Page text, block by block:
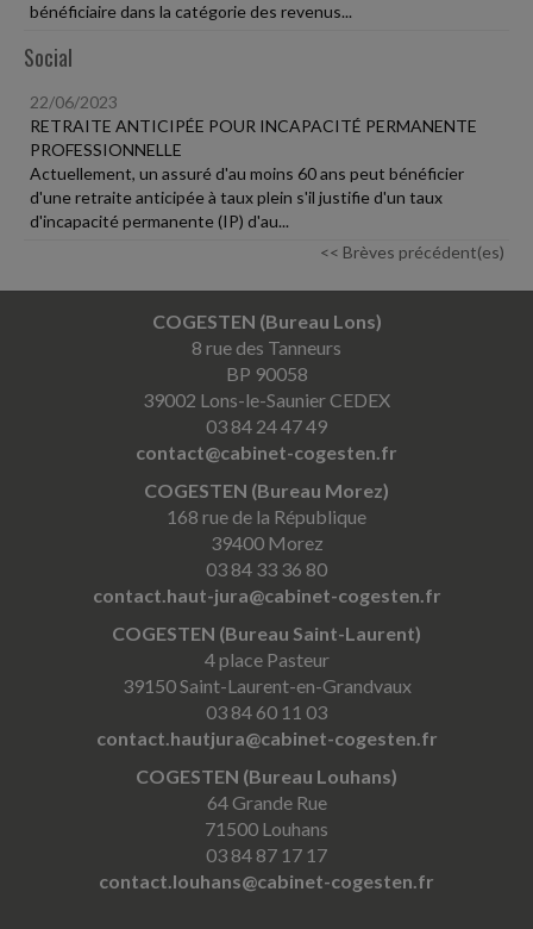
bénéficiaire dans la catégorie des revenus...
Social
22/06/2023
RETRAITE ANTICIPÉE POUR INCAPACITÉ PERMANENTE
PROFESSIONNELLE
Actuellement, un assuré d'au moins 60 ans peut bénéficier
d'une retraite anticipée à taux plein s'il justifie d'un taux
d'incapacité permanente (IP) d'au...
<< Brèves précédent(es)
COGESTEN (Bureau Lons)
8 rue des Tanneurs
BP 90058
39002 Lons-le-Saunier CEDEX
03 84 24 47 49
contact@cabinet-cogesten.fr
COGESTEN (Bureau Morez)
168 rue de la République
39400 Morez
03 84 33 36 80
contact.haut-jura@cabinet-cogesten.fr
COGESTEN (Bureau Saint-Laurent)
4 place Pasteur
39150 Saint-Laurent-en-Grandvaux
03 84 60 11 03
contact.hautjura@cabinet-cogesten.fr
COGESTEN (Bureau Louhans)
64 Grande Rue
71500 Louhans
03 84 87 17 17
contact.louhans@cabinet-cogesten.fr